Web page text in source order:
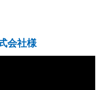
会社様